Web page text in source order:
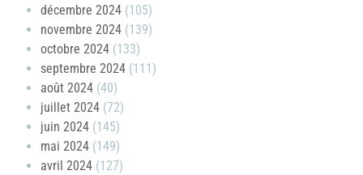
décembre 2024 (105)
novembre 2024 (139)
octobre 2024 (133)
septembre 2024 (111)
août 2024 (40)
juillet 2024 (72)
juin 2024 (145)
mai 2024 (149)
avril 2024 (127)